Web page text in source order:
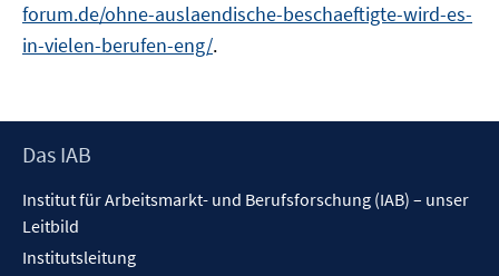
forum.de/ohne-auslaendische-beschaeftigte-wird-es-
in-vielen-berufen-eng/.
Footer
Das IAB
Institut für Arbeitsmarkt- und Berufsforschung (IAB) – unser
Leitbild
Institutsleitung